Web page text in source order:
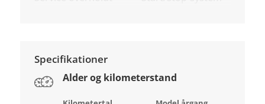
Specifikationer
Alder og kilometerstand